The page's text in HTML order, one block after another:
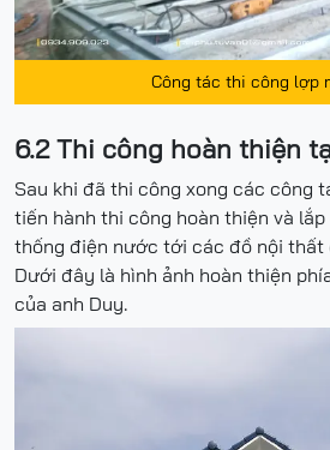
Công tác thi công lợp
6.2 Thi công hoàn thiện
Sau khi đã thi công xong các công
tiến hành thi công hoàn thiện và
thống điện nước tới các đồ nội thất
Dưới đây là hình ảnh hoàn thiện
của anh Duy.